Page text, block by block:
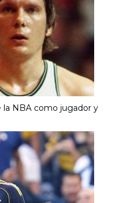
la NBA como jugador y